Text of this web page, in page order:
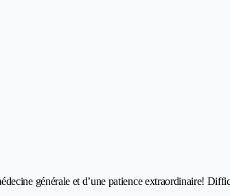
générale et d’une patience extraordinaire!